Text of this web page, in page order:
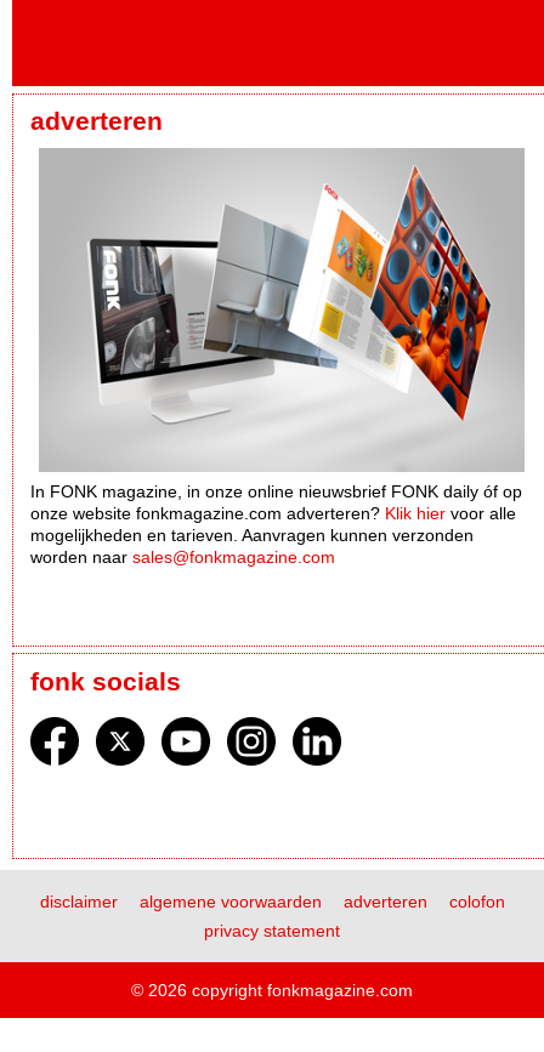
adverteren
In FONK magazine, in onze online nieuwsbrief FONK daily óf op
onze website fonkmagazine.com adverteren? Klik hier voor alle
mogelijkheden en tarieven. Aanvragen kunnen verzonden
worden naar sales@fonkmagazine.com
fonk socials
disclaimer algemene voorwaarden adverteren
colofon
privacy statement
© 2026 copyright fonkmagazine.com